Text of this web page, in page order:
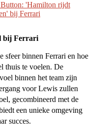
'Hamilton rijdt
bij Ferrari
bij Ferrari
sfeer binnen Ferrari en hoe
thuis te voelen. De
binnen het team zijn
voor Lewis zullen
gecombineerd met de
een unieke omgeving
succes.